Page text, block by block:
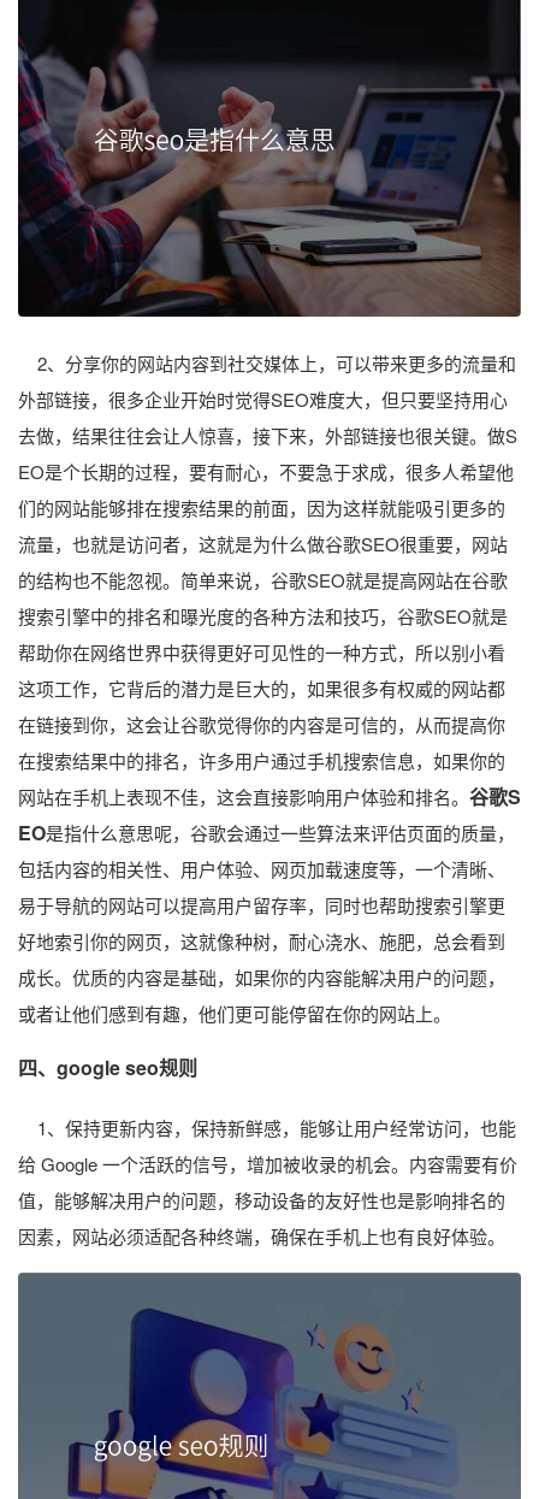
2、分享你的网站内容到社交媒体上，可以带来更多的流量和
外部链接，很多企业开始时觉得SEO难度大，但只要坚持用心
去做，结果往往会让人惊喜，接下来，外部链接也很关键。做S
EO是个长期的过程，要有耐心，不要急于求成，很多人希望他
们的网站能够排在搜索结果的前面，因为这样就能吸引更多的
流量，也就是访问者，这就是为什么做谷歌SEO很重要，网站
的结构也不能忽视。简单来说，谷歌SEO就是提高网站在谷歌
搜索引擎中的排名和曝光度的各种方法和技巧，谷歌SEO就是
帮助你在网络世界中获得更好可见性的一种方式，所以别小看
这项工作，它背后的潜力是巨大的，如果很多有权威的网站都
在链接到你，这会让谷歌觉得你的内容是可信的，从而提高你
在搜索结果中的排名，许多用户通过手机搜索信息，如果你的
网站在手机上表现不佳，这会直接影响用户体验和排名。 谷歌S
EO是指什么意思呢，谷歌会通过一些算法来评估页面的质量，
包括内容的相关性、用户体验、网页加载速度等，一个清晰、
易于导航的网站可以提高用户留存率，同时也帮助搜索引擎更
好地索引你的网页，这就像种树，耐心浇水、施肥，总会看到
成长。优质的内容是基础，如果你的内容能解决用户的问题，
或者让他们感到有趣，他们更可能停留在你的网站上。
四、 google seo规则
1、保持更新内容，保持新鲜感，能够让用户经常访问，也能
给 Google 一个活跃的信号，增加被收录的机会。内容需要有价
值，能够解决用户的问题，移动设备的友好性也是影响排名的
因素，网站必须适配各种终端，确保在手机上也有良好体验。